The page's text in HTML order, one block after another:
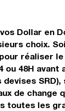
Dollar en
choix.
réaliser le
ou 48H avant
SRD),
de change
toutes les